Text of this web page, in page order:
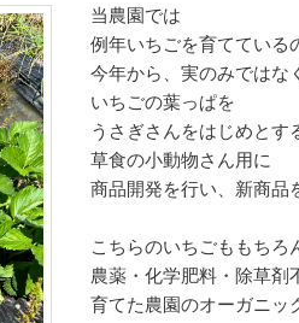
当農園では
例年いちごを育てている
今年から、実のみではな
いちごの葉っぱを
うさぎさんをはじめとす
草食の小動物さん用に
商品開発を行い、新商品
こちらのいちごももちろ
農薬・化学肥料・除草剤
育てた農園のオーガニッ